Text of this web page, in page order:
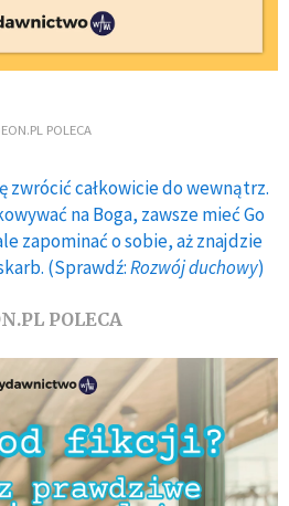
POLECA
zwrócić całkowicie do wewnątrz.
na Boga, zawsze mieć Go
zapominać o sobie, aż znajdzie
(Sprawdź:Rozwój duchowy)
POLECA